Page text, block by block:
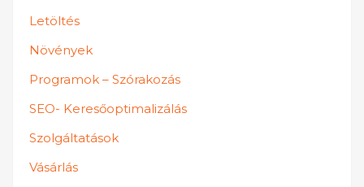
Letöltés
Növények
Programok – Szórakozás
SEO- Keresőoptimalizálás
Szolgáltatások
Vásárlás